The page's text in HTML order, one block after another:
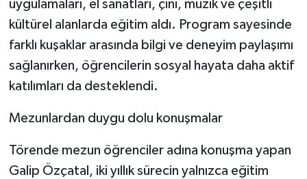
uygulamaları, el sanatları, çini, müzik ve çeşitli
kültürel alanlarda eğitim aldı. Program sayesinde
farklı kuşaklar arasında bilgi ve deneyim paylaşımı
sağlanırken, öğrencilerin sosyal hayata daha aktif
katılımları da desteklendi.
Mezunlardan duygu dolu konuşmalar
Törende mezun öğrenciler adına konuşma yapan
Galip Özçatal, iki yıllık sürecin yalnızca eğitim